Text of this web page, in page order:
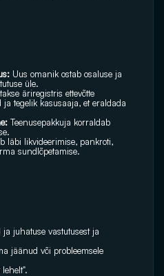
Uus omanik ostab osaluse ja
üle.
äriregistris ettevõtte
tegelik kasusaaja, et eraldada
Teenusepakkuja korraldab
läbi likvideerimise, pankroti,
sundlõpetamise.
juhatuse vastutusest ja
jäänud või probleemsele